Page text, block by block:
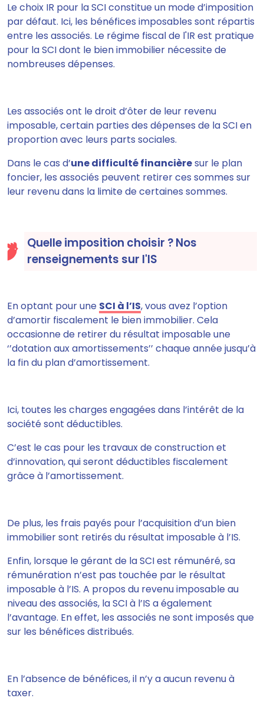
Le choix IR pour la SCI constitue un mode d’imposition
par défaut. Ici, les bénéfices imposables sont répartis
entre les associés. Le régime fiscal de l'IR est pratique
pour la SCI dont le bien immobilier nécessite de
nombreuses dépenses.
Les associés ont le droit d’ôter de leur revenu
imposable, certain parties des dépenses de la SCI en
proportion avec leurs parts sociales.
Dans le cas d’une difficulté financièresur le plan
foncier, les associés peuvent retirer ces sommes sur
leur revenu dans la limite de certaines sommes.
Quelle imposition choisir ? Nos
renseignements sur l'IS
En optant pour une SCI à l’IS,vous avez l’option
d’amortir fiscalement le bien immobilier. Cela
occasionne de retirer du résultat imposable une
‘’dotation aux amortissements’’ chaque année jusqu’à
la fin du plan d’amortissement.
Ici, toutes les charges engagées dans l’intérêt de la
société sont déductibles.
C’est le cas pour les travaux de construction et
d’innovation, qui seront déductibles fiscalement
grâce à l’amortissement.
De plus, les frais payés pour l’acquisition d’un bien
immobilier sont retirés du résultat imposable à l’IS.
Enfin, lorsque le gérant de la SCI est rémunéré, sa
rémunération n’est pas touchée par le résultat
imposable à l’IS. A propos du revenu imposable au
niveau des associés, la SCI à l’IS a également
l’avantage. En effet, les associés ne sont imposés que
sur les bénéfices distribués.
En l’absence de bénéfices, il n’y a aucun revenu à
taxer.